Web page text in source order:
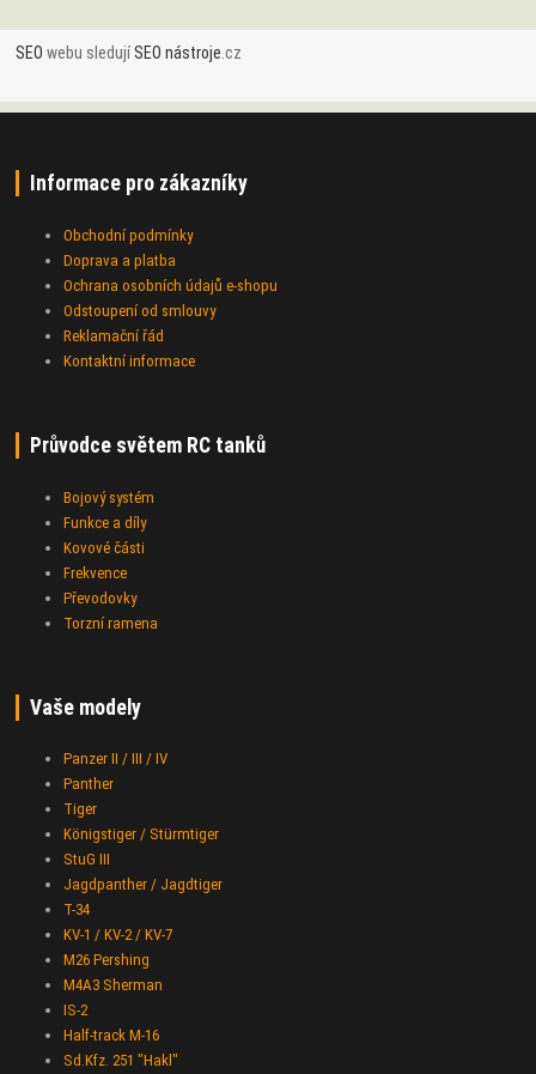
SEO webu sledujíSEO nástroje.cz
Informace pro zákazníky
Obchodní podmínky
Doprava a platba
Ochrana osobních údajů e-shopu
Odstoupení od smlouvy
Reklamační řád
Kontaktní informace
Průvodce světem RC tanků
Bojový systém
Funkce a díly
Kovové části
Frekvence
Převodovky
Torzní ramena
Vaše modely
Panzer II / III / IV
Panther
Tiger
Königstiger / Stürmtiger
StuG III
Jagdpanther / Jagdtiger
T-34
KV-1 / KV-2 / KV-7
M26 Pershing
M4A3 Sherman
IS-2
Half-track M-16
Sd.Kfz. 251 "Hakl"